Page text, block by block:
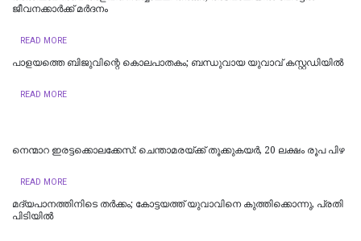
ജീവനക്കാര്‍ക്ക് മര്‍ദനം
READ MORE
പാളയത്തെ ബിജുവിന്റെ കൊലപാതകം; ബന്ധുവായ യുവാവ് കസ്റ്റഡിയില്‍
READ MORE
നെന്മാറ ഇരട്ടക്കൊലക്കേസ്: ചെന്താമരയ്ക്ക് തൂക്കുകയർ, 20 ലക്ഷം രൂപ പിഴ
READ MORE
മദ്യപാനത്തിനിടെ തര്‍ക്കം; കോട്ടയത്ത് യുവാവിനെ കുത്തിക്കൊന്നു, പ്രതി
പിടിയില്‍